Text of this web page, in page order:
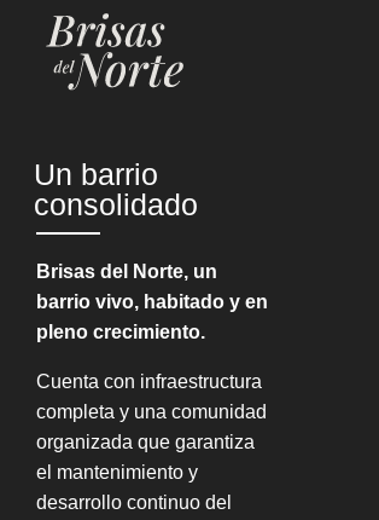
Un barrio
consolidado
Brisas del Norte, un
barrio vivo, habitado y en
pleno crecimiento.
Cuenta con infraestructura
completa y una comunidad
organizada que garantiza
el mantenimiento y
desarrollo continuo del